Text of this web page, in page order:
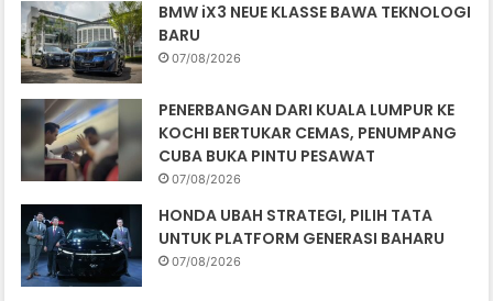
BMW iX3 NEUE KLASSE BAWA TEKNOLOGI
BARU
07/08/2026
PENERBANGAN DARI KUALA LUMPUR KE
KOCHI BERTUKAR CEMAS, PENUMPANG
CUBA BUKA PINTU PESAWAT
07/08/2026
HONDA UBAH STRATEGI, PILIH TATA
UNTUK PLATFORM GENERASI BAHARU
07/08/2026